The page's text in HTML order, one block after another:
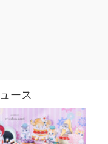
ース